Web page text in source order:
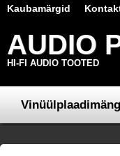
Kaubamärgid
AUDIO
HI-FI AUDIO TOOTED